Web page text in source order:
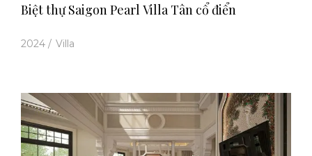
Biệt thự Saigon Pearl Villa Tân cổ điển
2024 / Villa